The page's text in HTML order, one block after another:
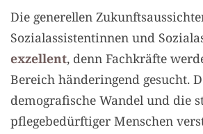
Die generellen
Sozialassistentinnen und
exzellent, denn Fachkräfte
Bereich händeringend gesucht.
demografische Wandel und die
pflegebedürftiger Menschen